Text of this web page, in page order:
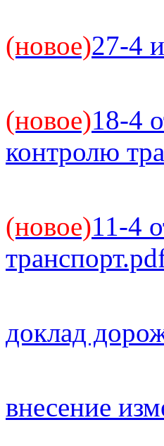
(новое)27-4
(новое)18-4
контролю
(новое)11-4
доклад
внесение